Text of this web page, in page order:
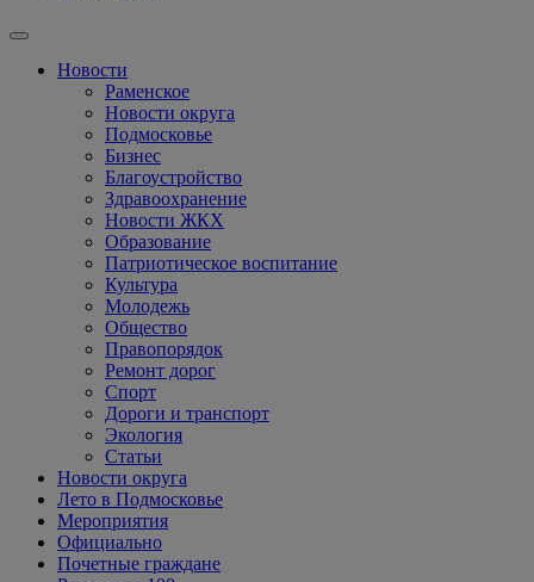
Новости
Раменское
Новости округа
Подмосковье
Бизнес
Благоустройство
Здравоохранение
Новости ЖКХ
Образование
Патриотическое воспитание
Культура
Молодежь
Общество
Правопорядок
Ремонт дорог
Спорт
Дороги и транспорт
Экология
Статьи
Новости округа
Лето в Подмосковье
Мероприятия
Официально
Почетные граждане